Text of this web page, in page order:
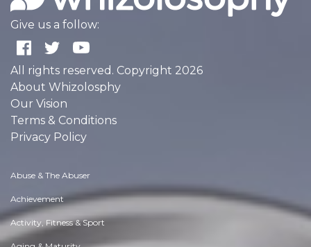
Give us a follow:
All rights reserved. Copyright 2026
About Whizolosphy
Our Vision
Terms & Conditions
Privacy Policy
Abuse & The Abuser
Achievement
Activity, Fitness & Sport